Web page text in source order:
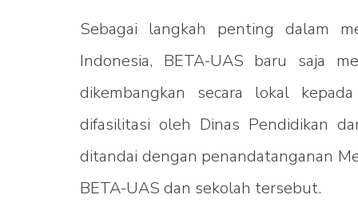
Sebagai langkah penting dalam
Indonesia, BETA-UAS baru saja
dikembangkan secara lokal
difasilitasi oleh Dinas Pendidikan
ditandai dengan penandatanganan
BETA-UAS dan sekolah tersebut.